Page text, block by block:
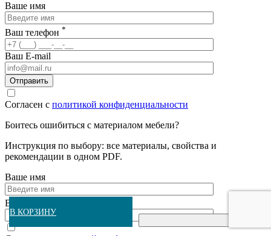
В КОРЗИНУ
В КОРЗИНУ
В КОРЗИНУ
В КОРЗИНУ
В КОРЗИНУ
В КОРЗИНУ
В КОРЗИНУ
В КОРЗИНУ
В КОРЗИНУ
В КОРЗИНУ
Ваше имя
Ваш телефон *
Ваш E-mail
Согласен с политикой конфиденциальности
Боитесь ошибиться с материалом мебели?
Инструкция по выбору: все материалы, свойства и
рекомендации в одном PDF.
Ваше имя
Ваш e-mail *